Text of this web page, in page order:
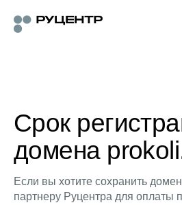
Срок
домена
Если вы хотите сохранить
партнеру Руцентра для оплаты